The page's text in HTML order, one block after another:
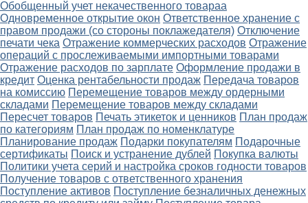
Обобщенный учет некачественного товараа
Одновременное открытие окон Ответственное хранение с
правом продажи (со стороны поклажедателя) Отключение
печати чека Отражение коммерческих расходов Отражение
операций с прослеживаемыми импортными товарами
Отражение расходов по зарплате Оформление продажи в
кредит Оценка рентабельности продаж Передача товаров
на комиссию Перемещение товаров между ордерными
складами Перемещение товаров между складами
Пересчет товаров Печать этикеток и ценников План продаж
по категориям План продаж по номенклатуре
Планирование продаж Подарки покупателям Подарочные
сертификаты Поиск и устранение дублей Покупка валюты
Политики учета серий и настройка сроков годности товаров
Получение товаров с ответственного хранения
Поступление активов Поступление безналичных денежных